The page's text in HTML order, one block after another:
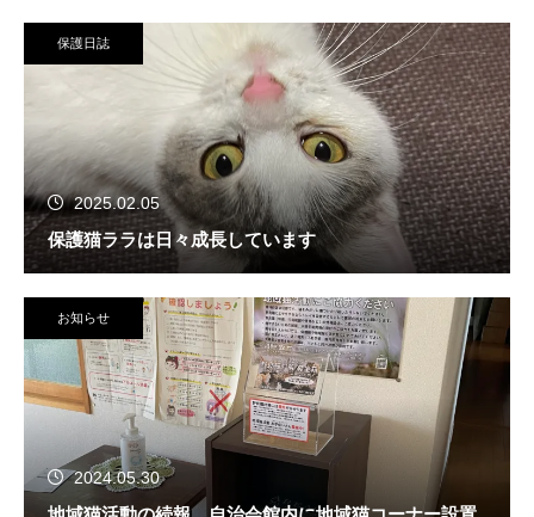
保護日誌
2025.02.05
保護猫ララは日々成長しています
お知らせ
2024.05.30